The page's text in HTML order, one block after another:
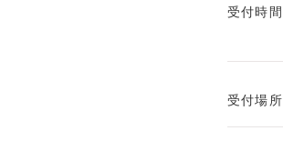
受付時間
受付場所